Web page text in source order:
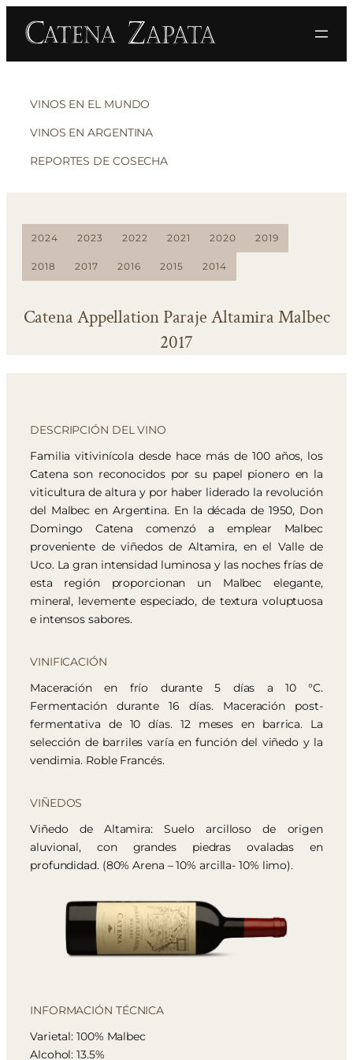
VINOS EN EL MUNDO
VINOS EN ARGENTINA
REPORTES DE COSECHA
2024 2023 2022 2021 2020 2019
2018 2017 2016 2015 2014
Catena Appellation Paraje Altamira Malbec
2017
DESCRIPCIÓN DEL VINO
Familia vitivinícola desde hace más de 100 años, los
Catena son reconocidos por su papel pionero en la
viticultura de altura y por haber liderado la revolución
del Malbec en Argentina. En la década de 1950, Don
Domingo Catena comenzó a emplear Malbec
proveniente de viñedos de Altamira, en el Valle de
Uco. La gran intensidad luminosa y las noches frías de
esta región proporcionan un Malbec elegante,
mineral, levemente especiado, de textura voluptuosa
e intensos sabores.
VINIFICACIÓN
Maceración en frío durante 5 días a 10 °C.
Fermentación durante 16 días. Maceración post-
fermentativa de 10 días. 12 meses en barrica. La
selección de barriles varía en función del viñedo y la
vendimia. Roble Francés.
VIÑEDOS
Viñedo de Altamira: Suelo arcilloso de origen
aluvional, con grandes piedras ovaladas en
profundidad. (80% Arena – 10% arcilla- 10% limo).
INFORMACIÓN TÉCNICA
Varietal: 100% Malbec
Alcohol: 13.5%